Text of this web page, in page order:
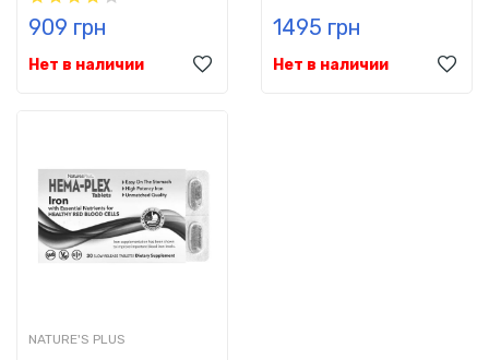
909 грн
Нет в наличии
1495 грн
Нет в наличии
NATURE'S PLUS